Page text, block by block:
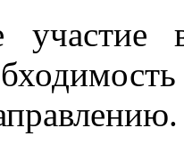
участие